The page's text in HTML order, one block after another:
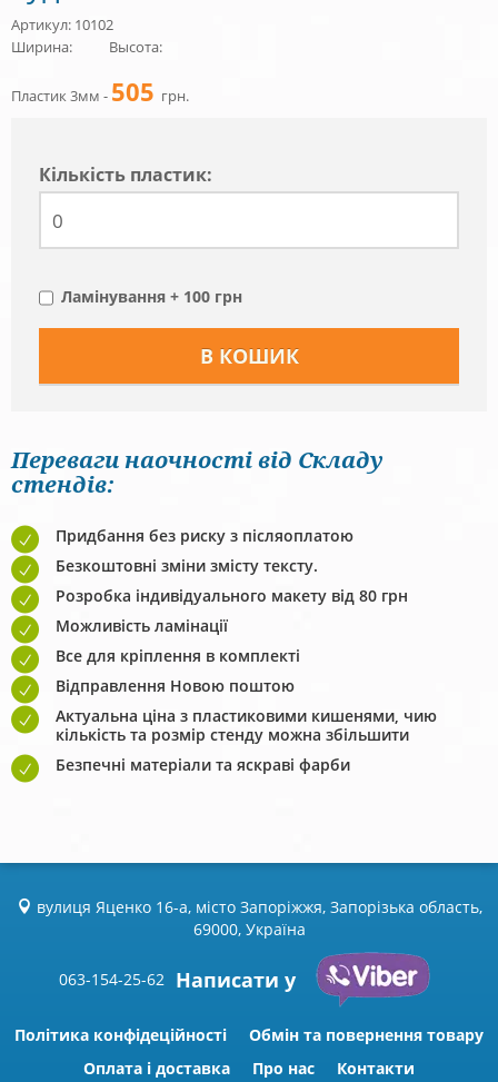
Артикул: 10102
Ширина:
Высота:
Пластик 3мм - 505 грн.
Кiлькiсть пластик:
Ламінування + 100 грн
Переваги наочності від Складу
стендів:
Придбання без риску з післяоплатою
Безкоштовні зміни змісту тексту.
Розробка індивідуального макету від 80 грн
Можливість ламінації
Все для кріплення в комплекті
Відправлення Новою поштою
Актуальна ціна з пластиковими кишенями, чию
кількість та розмір стенду можна збільшити
Безпечні матеріали та яскраві фарби
вулиця Яценко 16-а, місто Запоріжжя, Запорізька область,
69000, Україна
063-154-25-62 Написати у
Політика конфідеційності
Обмін та повернення товару
Оплата і доставка
Про нас Контакти